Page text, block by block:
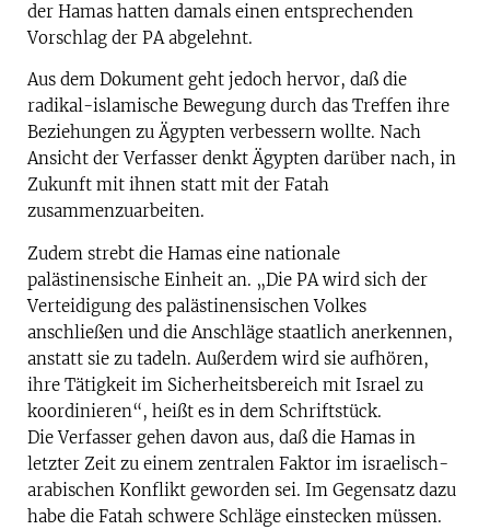
der Hamas hatten damals einen entsprechenden
Vorschlag der PA abgelehnt.
Aus dem Dokument geht jedoch hervor, daß die
radikal-islamische Bewegung durch das Treffen ihre
Beziehungen zu Ägypten verbessern wollte. Nach
Ansicht der Verfasser denkt Ägypten darüber nach, in
Zukunft mit ihnen statt mit der Fatah
zusammenzuarbeiten.
Zudem strebt die Hamas eine nationale
palästinensische Einheit an. „Die PA wird sich der
Verteidigung des palästinensischen Volkes
anschließen und die Anschläge staatlich anerkennen,
anstatt sie zu tadeln. Außerdem wird sie aufhören,
ihre Tätigkeit im Sicherheitsbereich mit Israel zu
koordinieren“, heißt es in dem Schriftstück.
Die Verfasser gehen davon aus, daß die Hamas in
letzter Zeit zu einem zentralen Faktor im israelisch-
arabischen Konflikt geworden sei. Im Gegensatz dazu
habe die Fatah schwere Schläge einstecken müssen.